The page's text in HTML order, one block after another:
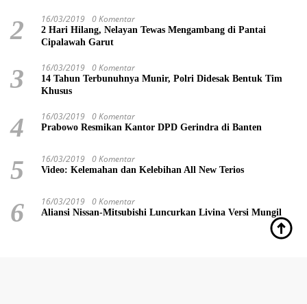
2 16/03/2019 0 Komentar
2 Hari Hilang, Nelayan Tewas Mengambang di Pantai
Cipalawah Garut
3 16/03/2019 0 Komentar
14 Tahun Terbunuhnya Munir, Polri Didesak Bentuk Tim
Khusus
4 16/03/2019 0 Komentar
Prabowo Resmikan Kantor DPD Gerindra di Banten
5 16/03/2019 0 Komentar
Video: Kelemahan dan Kelebihan All New Terios
6 16/03/2019 0 Komentar
Aliansi Nissan-Mitsubishi Luncurkan Livina Versi Mungil